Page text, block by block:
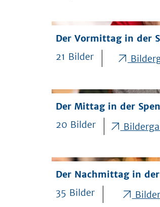
Der Vormittag in der
21 Bilder
Der Mittag in der
20 Bilder
Der Nachmittag in
35 Bilder